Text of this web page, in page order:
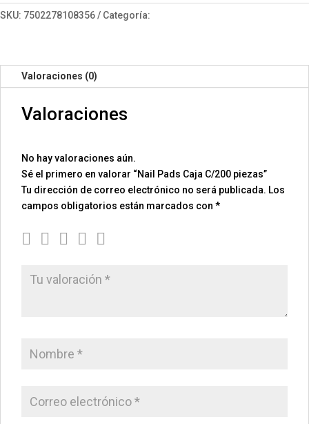
SKU: 7502278108356 Categoría:
Valoraciones (0)
Valoraciones
No hay valoraciones aún.
Sé el primero en valorar “Nail Pads Caja C/200 piezas”
Tu dirección de correo electrónico no será publicada. Los
campos obligatorios están marcados con *